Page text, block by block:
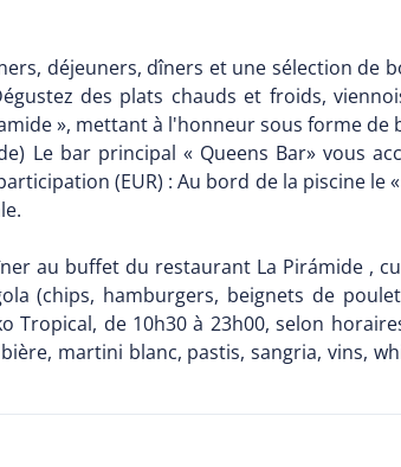
déjeuners, dîners et une sélection de
des plats chauds et froids,
», mettant à l'honneur sous forme de
Le bar principal « Queens Bar» vous
(EUR) : Au bord de la piscine le
au buffet du restaurant La Pirámide ,
(chips, hamburgers, beignets de
Tropical, de 10h30 à 23h00, selon
martini blanc, pastis, sangria, vins,